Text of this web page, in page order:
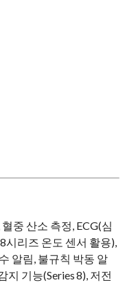
중 산소 측정, ECG(심
시리즈 온도 센서 활용),
알림, 불규칙 박동 알
지 기능(Series 8), 저전